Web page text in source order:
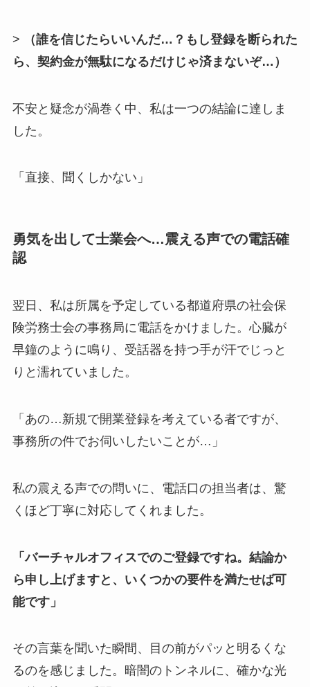
>
（誰を信じたらいいんだ…？もし登録を断られた
ら、契約金が無駄になるだけじゃ済まないぞ…）
不安と疑念が渦巻く中、私は一つの結論に達しま
した。
「直接、聞くしかない」
勇気を出して士業会へ…震える声での電話確
認
翌日、私は所属を予定している都道府県の社会保
険労務士会の事務局に電話をかけました。心臓が
早鐘のように鳴り、受話器を持つ手が汗でじっと
りと濡れていました。
「あの…新規で開業登録を考えている者ですが、
事務所の件でお伺いしたいことが…」
私の震える声での問いに、電話口の担当者は、驚
くほど丁寧に対応してくれました。
「バーチャルオフィスでのご登録ですね。結論か
ら申し上げますと、いくつかの要件を満たせば可
能です」
その言葉を聞いた瞬間、目の前がパッと明るくな
るのを感じました。暗闇のトンネルに、確かな光